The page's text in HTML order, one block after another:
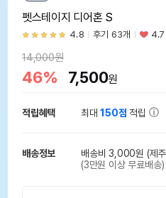
펫스테이지 디어혼 S
4.8 후기 63개 4.7
14,000원
46% 7,500원
적립혜택 최대150점 적립
배송정보 배송비 3,000원 (제
(3만원 이상 무료배송)